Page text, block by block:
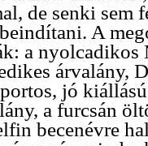
de senki sem
A
a
árvalány,
jó
a furcsán
becenévre